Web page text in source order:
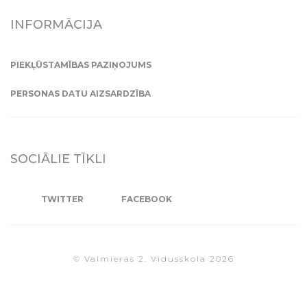
INFORMĀCIJA
PIEKĻŪSTAMĪBAS PAZIŅOJUMS
PERSONAS DATU AIZSARDZĪBA
SOCIĀLIE TĪKLI
TWITTER FACEBOOK
© Valmieras 2. Vidusskola 2026